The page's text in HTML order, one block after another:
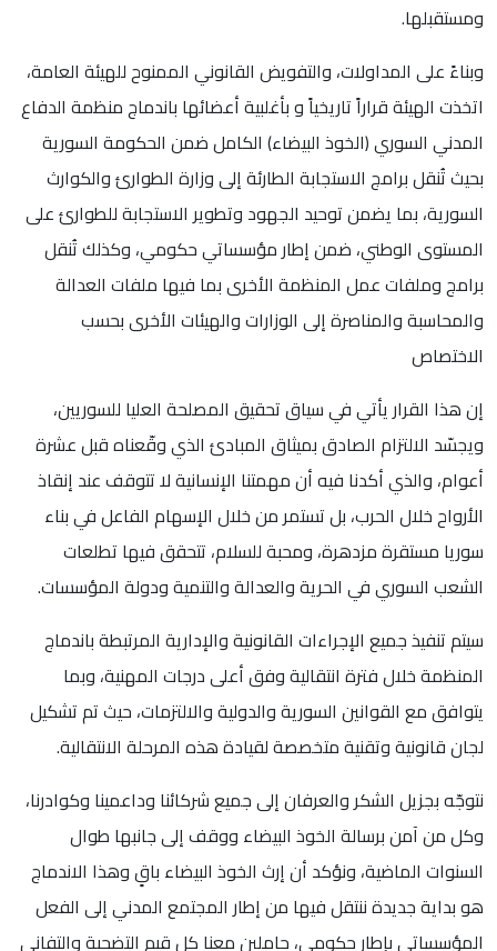
ومستقبلها.
وبناءً على المداولات، والتفويض القانوني الممنوح للهيئة العامة،
اتخذت الهيئة قراراً تاريخياً و بأغلبية أعضائها باندماج منظمة الدفاع
المدني السوري (الخوذ البيضاء) الكامل ضمن الحكومة السورية
بحيث تُنقل برامج الاستجابة الطارئة إلى وزارة الطوارئ والكوارث
السورية، بما يضمن توحيد الجهود وتطوير الاستجابة للطوارئ على
المستوى الوطني، ضمن إطار مؤسساتي حكومي، وكذلك تُنقل
برامج وملفات عمل المنظمة الأخرى بما فيها ملفات العدالة
والمحاسبة والمناصرة إلى الوزارات والهيئات الأخرى بحسب
الاختصاص
إن هذا القرار يأتي في سياق تحقيق المصلحة العليا للسوريين،
ويجسّد الالتزام الصادق بميثاق المبادئ الذي وقّعناه قبل عشرة
أعوام، والذي أكدنا فيه أن مهمتنا الإنسانية لا تتوقف عند إنقاذ
الأرواح خلال الحرب، بل تستمر من خلال الإسهام الفاعل في بناء
سوريا مستقرة مزدهرة، ومحبة للسلام، تتحقق فيها تطلعات
الشعب السوري في الحرية والعدالة والتنمية ودولة المؤسسات.
سيتم تنفيذ جميع الإجراءات القانونية والإدارية المرتبطة باندماج
المنظمة خلال فترة انتقالية وفق أعلى درجات المهنية، وبما
يتوافق مع القوانين السورية والدولية والالتزمات، حيث تم تشكيل
لجان قانونية وتقنية متخصصة لقيادة هذه المرحلة الانتقالية.
نتوجّه بجزيل الشكر والعرفان إلى جميع شركائنا وداعمينا وكوادرنا،
وكل من آمن برسالة الخوذ البيضاء ووقف إلى جانبها طوال
السنوات الماضية، ونؤكد أن إرث الخوذ البيضاء باقٍ وهذا الاندماج
هو بداية جديدة ننتقل فيها من إطار المجتمع المدني إلى الفعل
المؤسساتي بإطار حكومي، حاملين معنا كل قيم التضحية والتفاني